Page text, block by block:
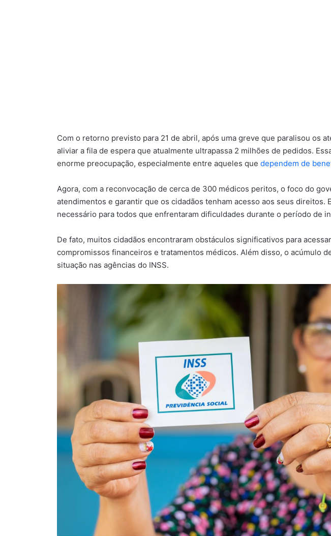
Com o retorno previsto para 21 de abril, após uma greve que paralisou os
aliviar a fila de espera que atualmente ultrapassa 2 milhões de pedidos.
enorme preocupação, especialmente entre aqueles que dependem de
Agora, com a reconvocação de cerca de 300 médicos peritos, o foco do
atendimentos e garantir que os cidadãos tenham acesso aos seus direitos.
necessário para todos que enfrentaram dificuldades durante o período de
De fato, muitos cidadãos encontraram obstáculos significativos para
compromissos financeiros e tratamentos médicos. Além disso, o acúmulo
situação nas agências do INSS.